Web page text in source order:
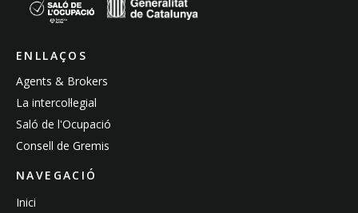
ENLLAÇOS
Agents & Brokers
La intercol·legial
Saló de l'Ocupació
Consell de Gremis
NAVEGACIÓ
Inici